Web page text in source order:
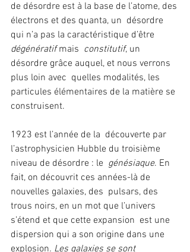
de désordre est à la base de l’atome, des
électrons et des quanta, un  désordre
qui n’a pas la caractéristique d’être
dégénératif mais constitutif, un
désordre grâce auquel, et nous verrons
plus loin avec  quelles modalités, les
particules élémentaires de la matière se
construisent.
1923 est l’année de la  découverte par
l’astrophysicien Hubble du troisième
niveau de désordre : le génésiaque. En
fait, on découvrit ces années-là de
nouvelles galaxies, des  pulsars, des
trous noirs, en un mot que l’univers
s’étend et que cette expansion  est une
dispersion qui a son origine dans une
explosion. Les galaxies se sont